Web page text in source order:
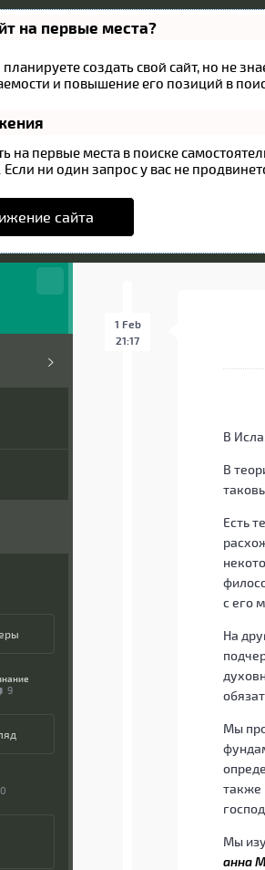
на первые места?
создать свой сайт, но не
и повышение его позиций в
на первые места в поиске
ни один запрос у вас не
сайта
9
0
1 Feb
21:17
В
В
Есть
с его
На
Мы
также
Мы
анна